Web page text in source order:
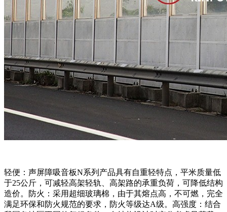
轻便：声屏障吸音板N系列产品具有自重轻特点，平米质量低
于25公斤，可减轻高架轻轨、高架路的承重负荷，可降低结构
造价。防火：采用超细玻璃棉，由于其熔点高，不可燃，完全
满足环保和防火规范的要求，防火等级达A级。高强度：结合